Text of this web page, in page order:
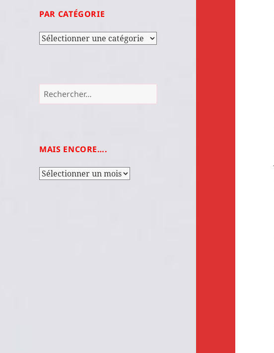
PAR CATÉGORIE
Par
Rechercher :
MAIS ENCORE….
Mais